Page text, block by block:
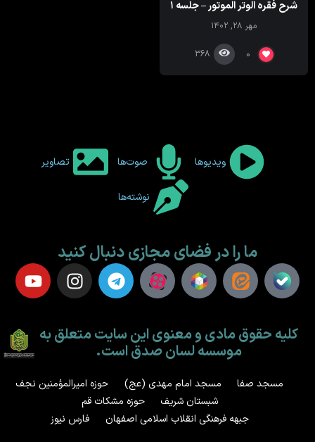
شرح فقره الوتر الموتور – جلسه ۱
مهر ۲۸, ۱۴۰۲
0
368
ویدیوها صوت‌ها تصاویر
نوشته‌ها
ما را در فضای مجازی دنبال کنید
کلیه حقوق مادی و معنوی این سایت متعلق به
موسسه لسان صدق است.
مسجد صفا مسجد امام مهدی (عج)
حوزه امیرالمؤمنین نجف
شبستان شریف
حوزه مشکات قم
جبهه فرهنگی انقلاب اسلامی اصفهان
فارس نیوز